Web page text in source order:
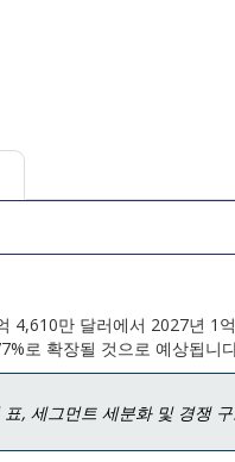
4,610만 달러에서 2027년 1
로 확장될 것으로 예상됩니
, 세그먼트 세분화 및 경쟁